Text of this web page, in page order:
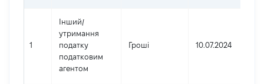
1
Інший/
утримання
податку
податковим
агентом
Гроші 10.07.2024